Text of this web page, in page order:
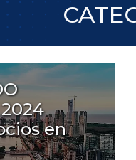
2024
en